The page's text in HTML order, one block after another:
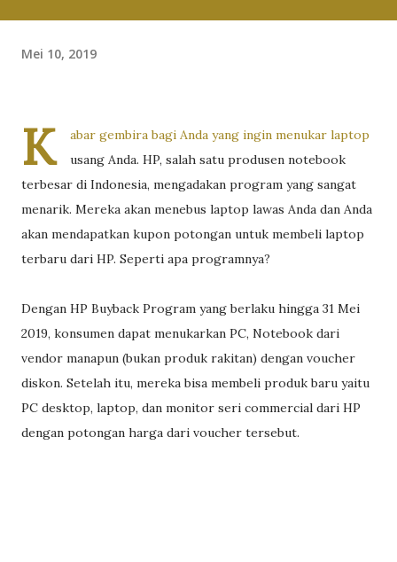
Mei 10, 2019
K
abar gembira bagi Anda yang ingin menukar laptop
usang Anda. HP, salah satu produsen notebook
terbesar di Indonesia, mengadakan program yang sangat
menarik. Mereka akan menebus laptop lawas Anda dan Anda
akan mendapatkan kupon potongan untuk membeli laptop
terbaru dari HP. Seperti apa programnya?
Dengan HP Buyback Program yang berlaku hingga 31 Mei
2019, konsumen dapat menukarkan PC, Notebook dari
vendor manapun (bukan produk rakitan) dengan voucher
diskon. Setelah itu, mereka bisa membeli produk baru yaitu
PC desktop, laptop, dan monitor seri commercial dari HP
dengan potongan harga dari voucher tersebut.